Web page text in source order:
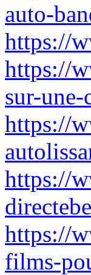
auto-
https://
https://
sur-
https://
https://
https://
films-